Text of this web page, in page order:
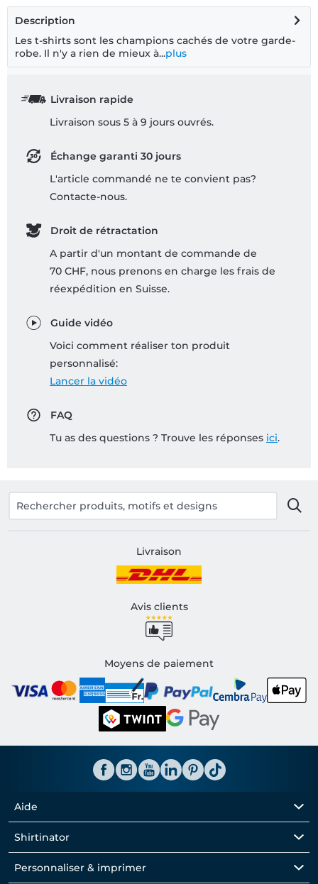
Description
Les t-shirts sont les champions cachés de votre garde-
robe. Il n'y a rien de mieux à...plus
Livraison rapide
Livraison sous 5 à 9 jours ouvrés.
Échange garanti 30 jours
L'article commandé ne te convient pas?
Contacte-nous.
Droit de rétractation
A partir d'un montant de commande de
70 CHF, nous prenons en charge les frais de
réexpédition en Suisse.
Guide vidéo
Voici comment réaliser ton produit
personnalisé:
Lancer la vidéo
FAQ
Tu as des questions ? Trouve les réponses ici.
Livraison
Avis clients
Moyens de paiement
Aide
Shirtinator
Personnaliser & imprimer